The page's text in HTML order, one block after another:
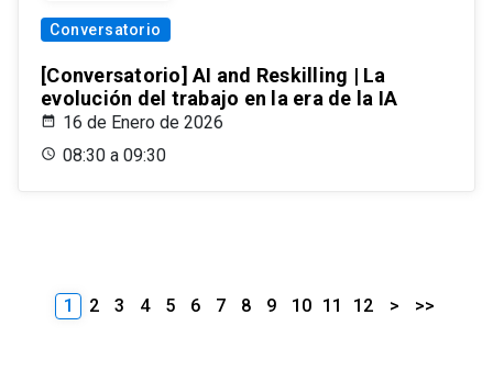
Conversatorio
[Conversatorio] AI and Reskilling | La
evolución del trabajo en la era de la IA
16 de Enero de 2026
08:30 a 09:30
1 2 3 4 5 6 7 8 9 10 11 12 > >>